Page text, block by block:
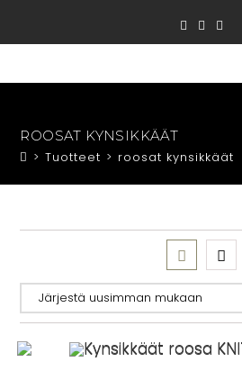
ROOSAT KYNSIKKÄÄT
> Tuotteet > roosat kynsikkäät